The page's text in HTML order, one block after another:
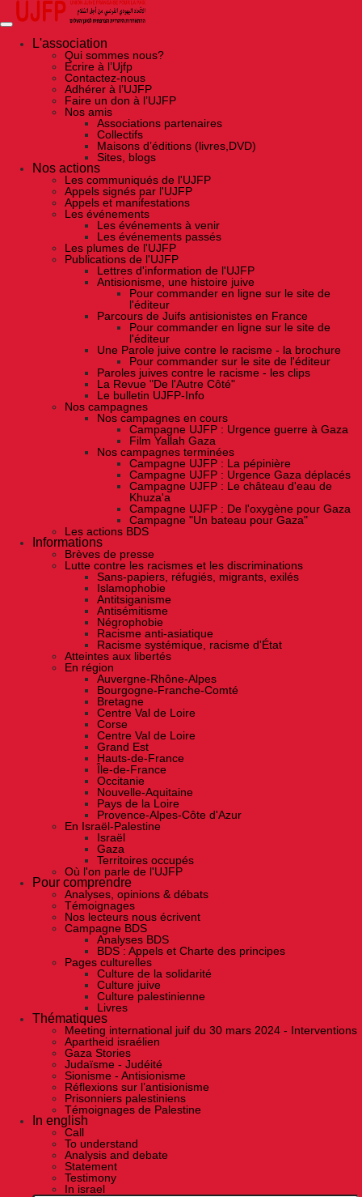
Skip
the
contentL'association
Qui sommes nous?
Ecrire à l’Ujfp
Contactez-nous
Adhérer à l’UJFP
Faire un don à l’UJFP
Nos amis
Associations partenaires
Collectifs
Maisons d’éditions (livres,DVD)
Sites, blogs
Nos actions
Les communiqués de l'UJFP
Appels signés par l'UJFP
Appels et manifestations
Les événements
Les événements à venir
Les événements passés
Les plumes de l'UJFP
Publications de l'UJFP
Lettres d'information de l'UJFP
Antisionisme, une histoire juive
Pour commander en ligne sur le site de
l'éditeur
Parcours de Juifs antisionistes en France
Pour commander en ligne sur le site de
l'éditeur
Une Parole juive contre le racisme - la brochure
Pour commander sur le site de l'éditeur
Paroles juives contre le racisme - les clips
La Revue "De l'Autre Côté"
Le bulletin UJFP-Info
Nos campagnes
Nos campagnes en cours
Campagne UJFP : Urgence guerre à Gaza
Film Yallah Gaza
Nos campagnes terminées
Campagne UJFP : La pépinière
Campagne UJFP : Urgence Gaza déplacés
Campagne UJFP : Le château d'eau de
Khuza'a
Campagne UJFP : De l'oxygène pour Gaza
Campagne "Un bateau pour Gaza"
Les actions BDS
Informations
Brèves de presse
Lutte contre les racismes et les discriminations
Sans-papiers, réfugiés, migrants, exilés
Islamophobie
Antitsiganisme
Antisémitisme
Négrophobie
Racisme anti-asiatique
Racisme systémique, racisme d'État
Atteintes aux libertés
En région
Auvergne-Rhône-Alpes
Bourgogne-Franche-Comté
Bretagne
Centre Val de Loire
Corse
Centre Val de Loire
Grand Est
Hauts-de-France
Île-de-France
Occitanie
Nouvelle-Aquitaine
Pays de la Loire
Provence-Alpes-Côte d'Azur
En Israël-Palestine
Israël
Gaza
Territoires occupés
Où l'on parle de l'UJFP
Pour comprendre
Analyses, opinions & débats
Témoignages
Nos lecteurs nous écrivent
Campagne BDS
Analyses BDS
BDS : Appels et Charte des principes
Pages culturelles
Culture de la solidarité
Culture juive
Culture palestinienne
Livres
Thématiques
Meeting international juif du 30 mars 2024 - Interventions
Apartheid israélien
Gaza Stories
Judaïsme - Judéité
Sionisme - Antisionisme
Réflexions sur l’antisionisme
Prisonniers palestiniens
Témoignages de Palestine
In english
Call
To understand
Analysis and debate
Statement
Testimony
In israel